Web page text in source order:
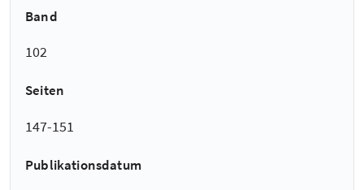
Band
102
Seiten
147-151
Publikationsdatum